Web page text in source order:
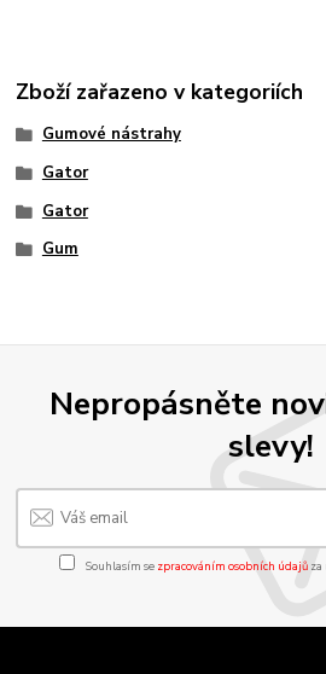
Zboží zařazeno v kategoriích
Gumové nástrahy
Gator
Gator
Gum
Nepropásněte
slevy!
Souhlasím se zpracováním osobních údajůza